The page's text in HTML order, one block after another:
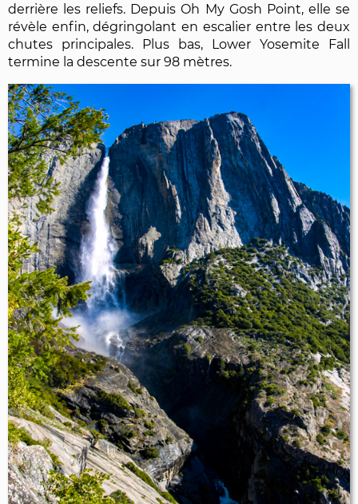
derrière les reliefs. Depuis Oh My Gosh Point, elle se
révèle enfin, dégringolant en escalier entre les deux
chutes principales. Plus bas, Lower Yosemite Fall
termine la descente sur 98 mètres.